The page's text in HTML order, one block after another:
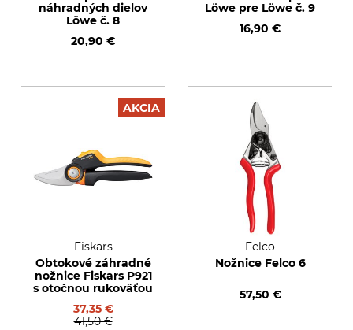
náhradných dielov
Löwe č. 8
20,90 €
Löwe pre Löwe č. 9
16,90 €
AKCIA
Fiskars
Obtokové záhradné
nožnice Fiskars P921
s otočnou rukoväťou
37,35 €
41,50 €
Felco
Nožnice Felco 6
57,50 €